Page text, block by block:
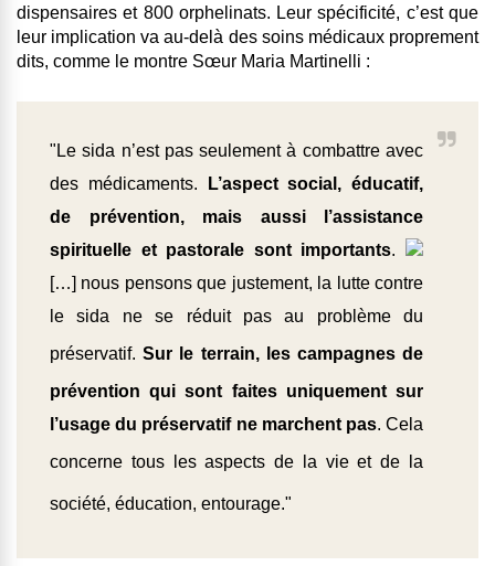
dispensaires et 800 orphelinats. Leur spécificité, c’est que
leur implication va au-delà des soins médicaux proprement
dits, comme le montre Sœur Maria Martinelli :
"Le sida n’est pas seulement à combattre avec
des médicaments.
L’aspect social, éducatif,
de prévention, mais aussi l’assistance
spirituelle et pastorale sont importants.
[…] nous pensons que justement, la lutte contre
le sida ne se réduit pas au problème du
préservatif.Sur le terrain, les campagnes de
prévention qui sont faites uniquement sur
l’usage du préservatif ne marchent pas. Cela
concerne tous les aspects de la vie et de la
société, éducation, entourage."